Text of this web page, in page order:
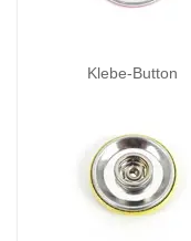
Klebe-Button